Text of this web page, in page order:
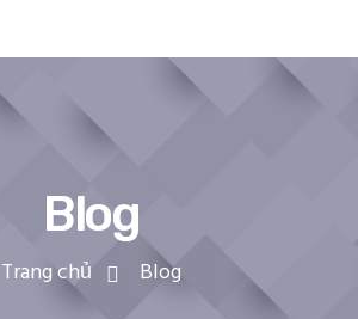
Blog
Trang chủ Blog